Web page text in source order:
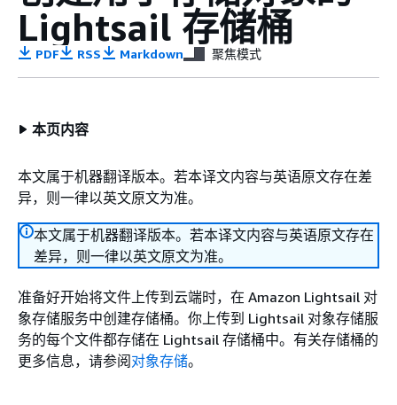
Lightsail 存储桶
PDF RSS Markdown 聚焦模式
本页内容
本文属于机器翻译版本。若本译文内容与英语原文存在差
异，则一律以英文原文为准。
本文属于机器翻译版本。若本译文内容与英语原文存在
差异，则一律以英文原文为准。
准备好开始将文件上传到云端时，在 Amazon Lightsail 对
象存储服务中创建存储桶。你上传到 Lightsail 对象存储服
务的每个文件都存储在 Lightsail 存储桶中。有关存储桶的
更多信息，请参阅对象存储。